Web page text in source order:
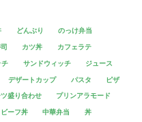
どんぶり
のっけ弁当
カツ丼
カフェラテ
チ サンドウィッチ
ジュース
デザートカップ パスタ
ピザ
盛り合わせ
プリンアラモード
ーフ丼 中華弁当
丼